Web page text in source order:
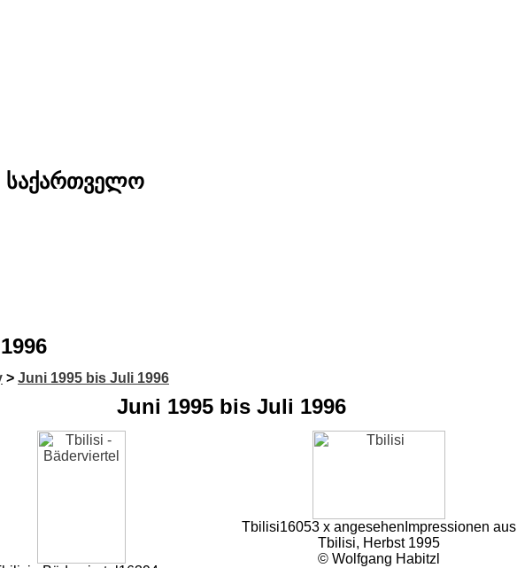
საქართველო
> Juni 1995 bis Juli 1996
Juni 1995 bis Juli 1996
Tbilisi16053 x angesehen Impressionen aus
Tbilisi, Herbst 1995
© Wolfgang Habitzl